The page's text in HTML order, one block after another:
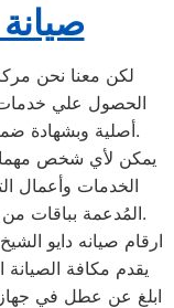
لكن معنا نحن
الحصول علي خدمات
أصلية وبشهادة ضمان معتمدة من مركز صيانة دايو المعتمد.
يمكن لأي شخص مهما
الخدمات وأعمال
المُدعمة بباقات من الخصومات والعروض التي ليس لها مثيل.
ارقام صيانه دايو
يقدم مكافة الصيانة
ابلغ عن عطل في